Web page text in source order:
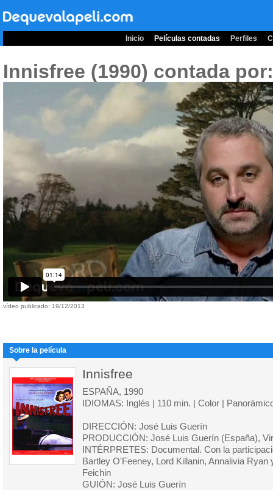
Inicio Películas contadas Perfiles
Innisfree (1990) contada
vídeo publicado: 19/12/2013
Sobre la película
Innisfree
ESPAÑA, 1990
IDIOMAS: Inglés | 110 min. | Color |
DIRECCIÓN: José Luis Guerín
PRODUCCIÓN: José Luis Guerín (España),
INTÉRPRETES: Documental. Con la
Bartley O'Feeney, Lord Killanin, Annalivia Ryan
Feichin
GUIÓN: José Luis Guerín